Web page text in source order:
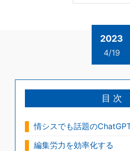
2023
4/19
目 次
情シスでも話題の
編集労力を効率化する